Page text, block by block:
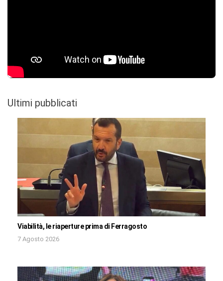
Ultimi pubblicati
Viabilità, le riaperture prima di Ferragosto
7 Agosto 2026